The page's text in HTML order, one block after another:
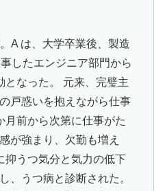
A は、大学卒業後、製造
したエンジニア部門から
となった。 元来、完璧主
戸惑いを抱えながら仕事
月前から次第に仕事がた
が強まり、欠勤も増え
抑うつ気分と気力の低下
、うつ病と診断された。